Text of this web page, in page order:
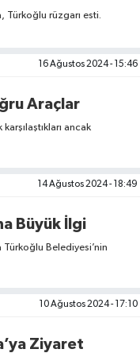
Türkoğlu rüzgarı esti.
16 Ağustos 2024 - 15:46
Araçlar
ancak
14 Ağustos 2024 - 18:49
Büyük İlgi
Türkoğlu Belediyesi’nin
10 Ağustos 2024 - 17:10
Ziyaret